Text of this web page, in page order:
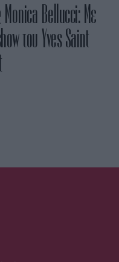
Monica Bellucci: Με
του Yves Saint